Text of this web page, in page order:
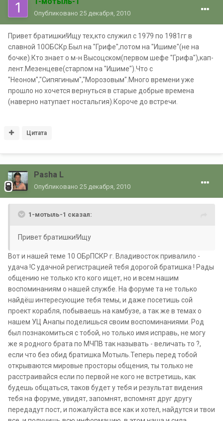
Опубликовано 25 декабря, 2010
Привет братишки!Ищу тех,кто служил с 1979 по 1981гг в
славной 10ОБСКр.Был на "Грифе",потом на "Ишиме"(не на
бочке).Кто знает о м-н Высоцском(первом шефе "Грифа"),кап-
лент.Мезенцеве(старпом на "Ишиме").Что с
"Неоном","Сипягиным","Морозовым".Много времени уже
прошло но хочется вернуться в старые добрые времена
(наверно натупает ностальгия).Короче до встречи.
Цитата
Pasha L
Опубликовано 25 декабря, 2010
1-мотыль-1 сказал:
Привет братишки!Ищу
Вот и нашей теме 10 ОБрПСКР г. Владивосток привалило -
удача !С удачной регистрацией тебя дорогой братишка ! Рады
общению не только кто кого ищет, но и всем нашим
воспоминаниям о нашей службе. На форуме та не только
найдёш интересующие тебя темы, и даже посетишь сой
проект корабля, побываешь на камбузе, а так же в темах о
нашем УЦ Анапы поделишься своим воспоминаниями. Род
был познакомиться с тобой, но только имя исправь, не могу
же я родного брата по МЧПВ так называть - величать то ?,
если что без обид братишка Мотыль.Теперь перед тобой
открываются мировые просторы общения, ты только не
расстраивайся если по первой не кого не встретишь, как
будешь общаться, таков будет у тебя и результат видения
тебя на форуме, увидят, запомнят, вспомнят друг другу
передадут пост, и пожалуйста все как и хотел, найдутся и твои